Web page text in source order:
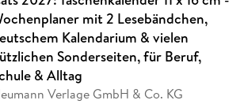
mit 2 Lesebändchen,
Kalendarium & vielen
Sonderseiten, für Beruf,
& Alltag
Verlage GmbH & Co. KG